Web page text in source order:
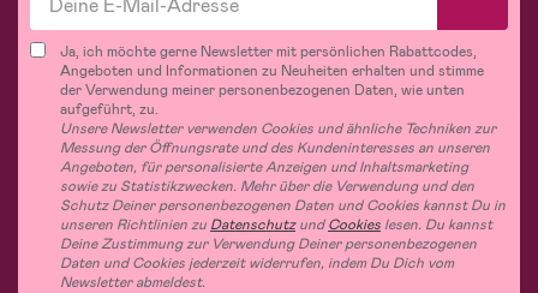
Ja, ich möchte gerne Newsletter mit persönlichen Rabattcodes,
Angeboten und Informationen zu Neuheiten erhalten und stimme
der Verwendung meiner personenbezogenen Daten, wie unten
aufgeführt, zu.
Unsere Newsletter verwenden Cookies und ähnliche Techniken zur
Messung der Öffnungsrate und des Kundeninteresses an unseren
Angeboten, für personalisierte Anzeigen und Inhaltsmarketing
sowie zu Statistikzwecken. Mehr über die Verwendung und den
Schutz Deiner personenbezogenen Daten und Cookies kannst Du in
unseren Richtlinien zu DatenschutzundCookies lesen. Du kannst
Deine Zustimmung zur Verwendung Deiner personenbezogenen
Daten und Cookies jederzeit widerrufen, indem Du Dich vom
Newsletter abmeldest.